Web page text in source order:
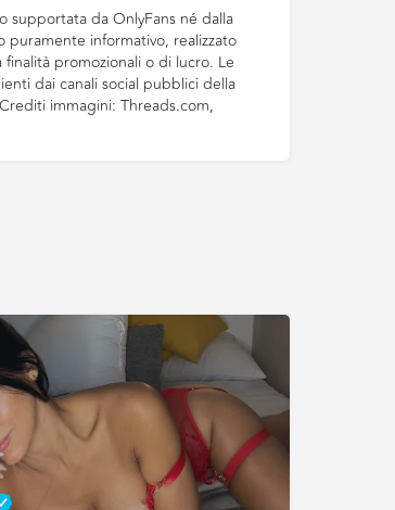
supportata da OnlyFans né dalla
informativo, realizzato
promozionali o di lucro. Le
dai canali social pubblici della
immagini: Threads.com,